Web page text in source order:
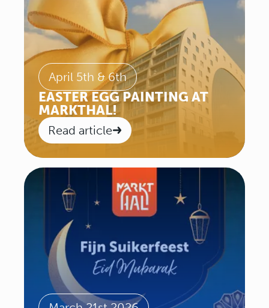
April 5th & 6th
EASTER EGG PAINTING AT
MARKTHAL!
Read article